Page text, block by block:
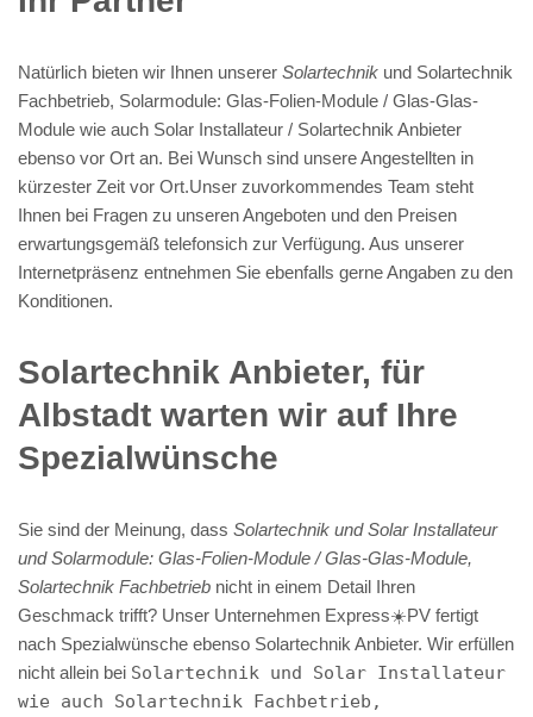
Natürlich bieten wir Ihnen unserer Solartechnik und Solartechnik
Fachbetrieb, Solarmodule: Glas-Folien-Module / Glas-Glas-
Module wie auch Solar Installateur / Solartechnik Anbieter
ebenso vor Ort an. Bei Wunsch sind unsere Angestellten in
kürzester Zeit vor Ort.Unser zuvorkommendes Team steht
Ihnen bei Fragen zu unseren Angeboten und den Preisen
erwartungsgemäß telefonsich zur Verfügung. Aus unserer
Internetpräsenz entnehmen Sie ebenfalls gerne Angaben zu den
Konditionen.
Solartechnik Anbieter, für
Albstadt warten wir auf Ihre
Spezialwünsche
Sie sind der Meinung, dass Solartechnik und Solar Installateur
und Solarmodule: Glas-Folien-Module / Glas-Glas-Module,
Solartechnik Fachbetrieb nicht in einem Detail Ihren
Geschmack trifft? Unser Unternehmen Express☀️PV️ fertigt
nach Spezialwünsche ebenso Solartechnik Anbieter. Wir erfüllen
nicht allein bei Solartechnik und Solar Installateur
wie auch Solartechnik Fachbetrieb,